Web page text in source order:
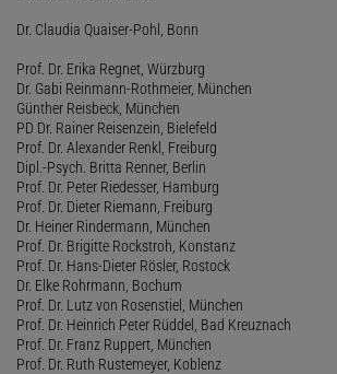
Dr. Claudia Quaiser-Pohl, Bonn
Prof. Dr. Erika Regnet, Würzburg
Dr. Gabi Reinmann-Rothmeier, München
Günther Reisbeck, München
PD Dr. Rainer Reisenzein, Bielefeld
Prof. Dr. Alexander Renkl, Freiburg
Dipl.-Psych. Britta Renner, Berlin
Prof. Dr. Peter Riedesser, Hamburg
Prof. Dr. Dieter Riemann, Freiburg
Dr. Heiner Rindermann, München
Prof. Dr. Brigitte Rockstroh, Konstanz
Prof. Dr. Hans-Dieter Rösler, Rostock
Dr. Elke Rohrmann, Bochum
Prof. Dr. Lutz von Rosenstiel, München
Prof. Dr. Heinrich Peter Rüddel, Bad Kreuznach
Prof. Dr. Franz Ruppert, München
Prof. Dr. Ruth Rustemeyer, Koblenz